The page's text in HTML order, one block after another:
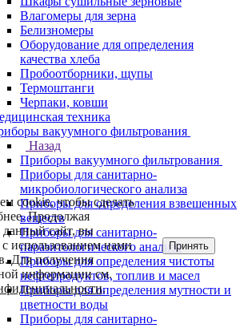
Влагомеры для зерна
Белизномеры
Оборудование для определения
качества хлеба
Пробоотборники, щупы
Термоштанги
Черпаки, ковши
техника
вакуумного фильтрования
Назад
Приборы вакуумного фильтрования
Приборы для санитарно-
микробиологического анализа
Приборы для определения взвешенных
веществ
Приборы для санитарно-
паразитологического анализа
Приборы для определения чистоты
нефтепродуктов, топлив и масел
Приборы для определения мутности и
цветности воды
Приборы для санитарно-
cookie, чтобы сделать
Продолжая
данный сайт, вы
с использованием нами
Для получения
информации см.
.
Принять